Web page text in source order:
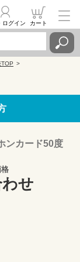
ログイン カート
TOP
ンカード50度
せ